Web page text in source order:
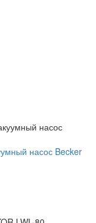
насос Becker